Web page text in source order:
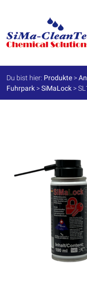
SiMa-
Cleantec
GmbH
Spezialprodukte
für
Du bist hier: Produkte >
Fuhrpark >SiMaLock >